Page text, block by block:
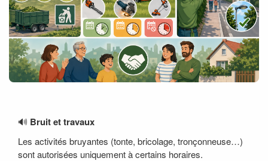
🔊 Bruit et travaux
Les activités bruyantes (tonte, bricolage, tronçonneuse…)
sont autorisées uniquement à certains horaires.